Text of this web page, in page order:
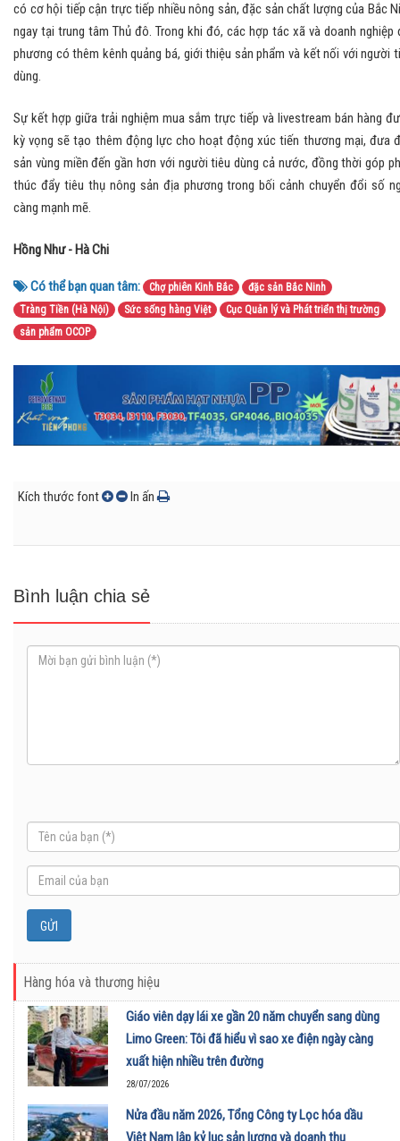
có cơ hội tiếp cận trực tiếp nhiều nông sản, đặc sản chất lượng của Bắc
ngay tại trung tâm Thủ đô. Trong khi đó, các hợp tác xã và doanh nghiệp
phương có thêm kênh quảng bá, giới thiệu sản phẩm và kết nối với người
dùng.
Sự kết hợp giữa trải nghiệm mua sắm trực tiếp và livestream bán hàng
kỳ vọng sẽ tạo thêm động lực cho hoạt động xúc tiến thương mại, đưa
sản vùng miền đến gần hơn với người tiêu dùng cả nước, đồng thời góp
thúc đẩy tiêu thụ nông sản địa phương trong bối cảnh chuyển đổi số
càng mạnh mẽ.
Hồng Như - Hà Chi
Có thể bạn quan tâm: Chợ phiên Kinh Bắc
đặc sản Bắc Ninh
Tràng Tiền (Hà Nội)
Sức sống hàng Việt
Cục Quản lý và Phát triển thị trường
sản phẩm OCOP
Kích thước font In ấn
Bình luận chia sẻ
Hàng hóa và thương hiệu
Giáo viên dạy lái xe gần 20 năm chuyển sang dùng
Limo Green: Tôi đã hiểu vì sao xe điện ngày càng
xuất hiện nhiều trên đường
28/07/2026
Nửa đầu năm 2026, Tổng Công ty Lọc hóa dầu
Việt Nam lập kỷ lục sản lượng và doanh thu